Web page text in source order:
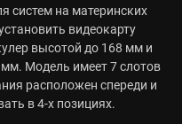
систем на материнских
видеокарту
высотой до 168 мм и
Модель имеет 7 слотов
расположен спереди и
в 4-х позициях.